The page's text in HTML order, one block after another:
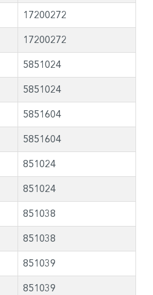
17200272
17200272
5851024
5851024
5851604
5851604
851024
851024
851038
851038
851039
851039